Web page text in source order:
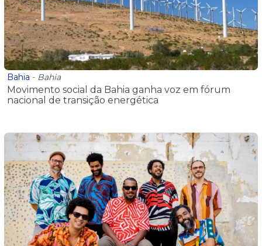
Bahia - Bahia
Movimento social da Bahia ganha voz em fórum
nacional de transição energética